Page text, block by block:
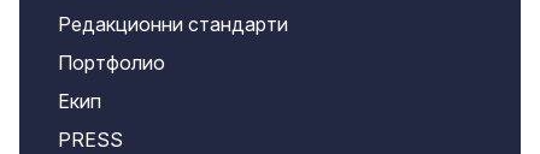
Редакционни стандарти
Портфолио
Екип
PRESS